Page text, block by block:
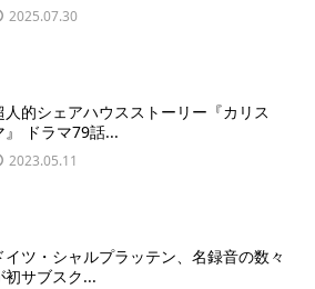
2025.07.30
人的シェアハウスストーリー『カリス
』 ドラマ79話...
2023.05.11
イツ・シャルプラッテン、名録音の数々
初サブスク...